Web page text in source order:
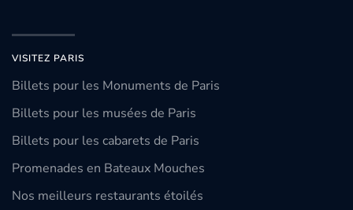
VISITEZ PARIS
Billets pour les Monuments de Paris
Billets pour les musées de Paris
Billets pour les cabarets de Paris
Promenades en Bateaux Mouches
Nos meilleurs restaurants étoilés